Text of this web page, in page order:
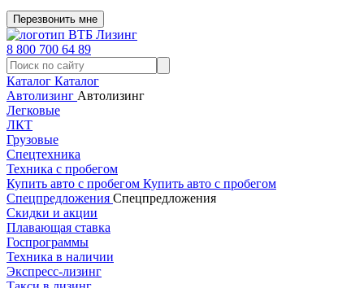
Перезвонить мне
8 800 700 64 89
Каталог Каталог
Автолизинг Автолизинг
Легковые
ЛКТ
Грузовые
Спецтехника
Техника с пробегом
Купить авто с пробегом Купить авто с пробегом
Спецпредложения Спецпредложения
Скидки и акции
Плавающая ставка
Госпрограммы
Техника в наличии
Экспресс-лизинг